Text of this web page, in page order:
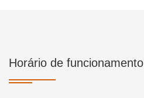
Horário de funcionamento